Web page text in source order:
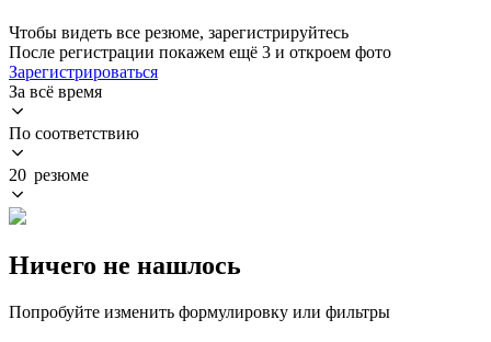
Чтобы видеть все резюме, зарегистрируйтесь
После регистрации покажем ещё 3 и откроем фото
Зарегистрироваться
За всё время
По соответствию
20 резюме
Ничего не нашлось
Попробуйте изменить формулировку или фильтры